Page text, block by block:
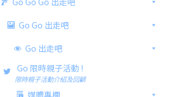
Go Go 出走吧
Go 出走吧
Go 限時親子活動 !
限時親子活動介紹及回顧